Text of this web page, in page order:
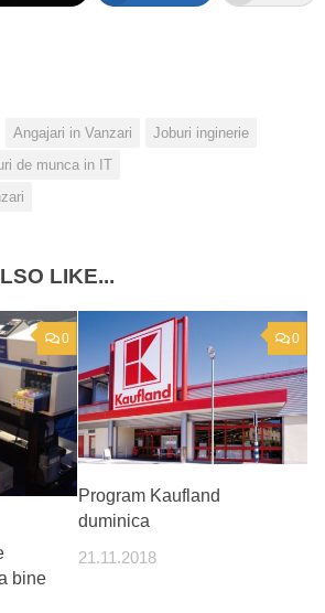
Angajari in Vanzari
Joburi inginerie
de munca in IT
LIKE...
0
bine
0
Program Kaufland
duminica
21.11.2018